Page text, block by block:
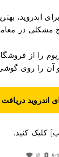
اندروید،
مشکلی در
را از
آن را روی گوشی
اندروید دریافت
کلیک کنید.